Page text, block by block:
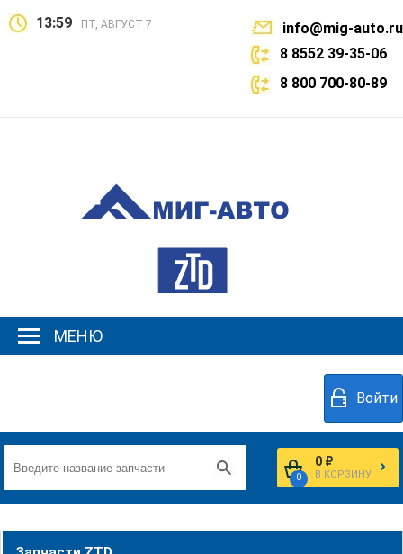
13:59 ПТ, АВГУСТ 7
info@mig-auto.ru
8 8552 39-35-06
8 800 700-80-89
МЕНЮ
Войти
0
0 ₽
В КОРЗИНУ